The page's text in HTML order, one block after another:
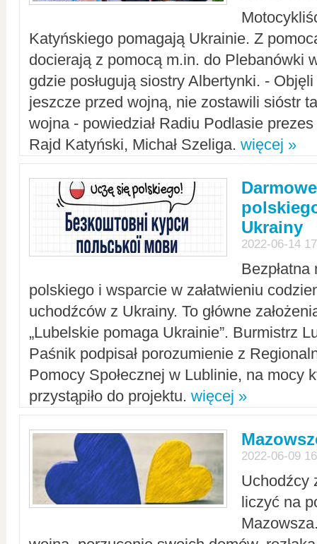
Katyńskiego pomagają Ukrainie. Z
docierają z pomocą m.in. do Plebanówki
gdzie posługują siostry Albertynki. -
jeszcze przed wojną, nie zostawili sióstr
wojna - powiedział Radiu Podlasie
Rajd Katyński, Michał Szeliga. więcej »
Ukrainy
2022-06-14
polskiego i wsparcie w załatwieniu
uchodźców z Ukrainy. To główne
„Lubelskie pomaga Ukrainie”. Burmistrz
Paśnik podpisał porozumienie z
Pomocy Społecznej w Lublinie, na mocy
przystąpiło do projektu. więcej »
2022-06-09
Uchodźcy
liczyć na